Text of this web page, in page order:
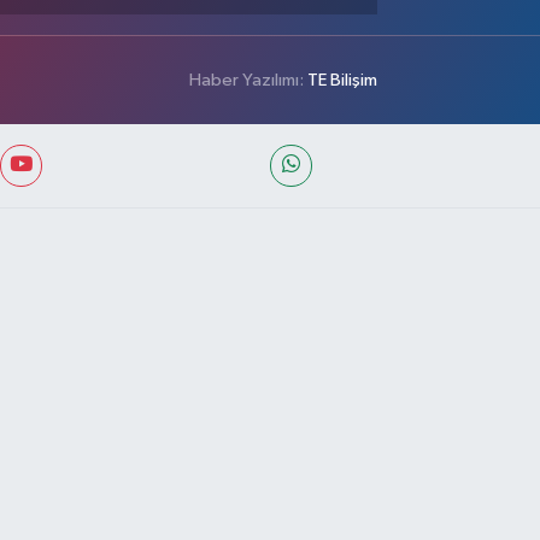
Haber Yazılımı: TE Bilişim